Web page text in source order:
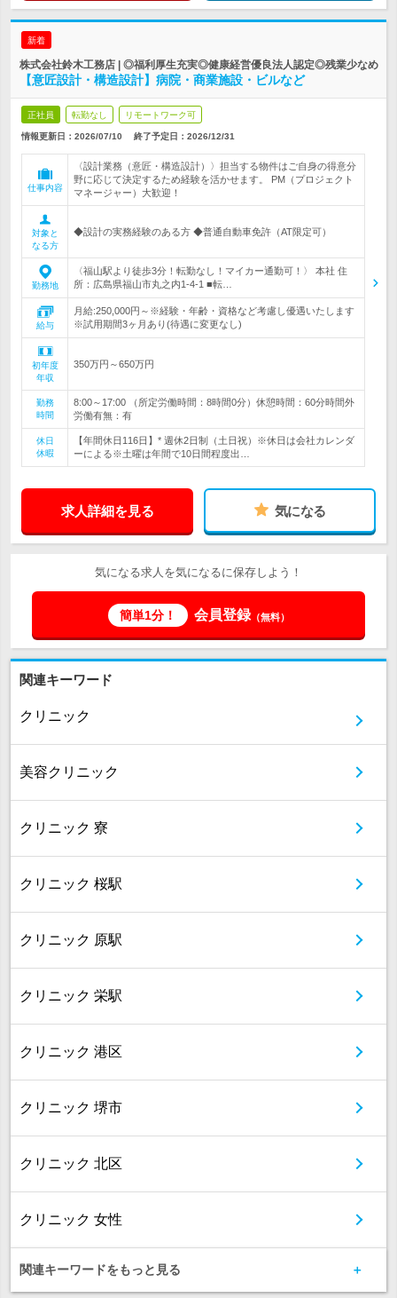
新着
株式会社鈴木工務店 | ◎福利厚生充実◎健康経営優良法人認定◎残業少なめ
【意匠設計・構造設計】病院・商業施設・ビルなど
正社員 転勤なし リモートワーク可
情報更新日：2026/07/10 終了予定日： 2026/12/31
仕事内容
〈設計業務（意匠・構造設計）〉担当する物件はご自身の得意分
野に応じて決定するため経験を活かせます。 PM（プロジェクト
マネージャー）大歓迎！
対象と
なる方
◆設計の実務経験のある方 ◆普通自動車免許（AT限定可）
勤務地
〈福山駅より徒歩3分！転勤なし！マイカー通勤可！〉 本社 住
所：広島県福山市丸之内1-4-1 ■転…
給与
月給:250,000円～※経験・年齢・資格など考慮し優遇いたします
※試用期間3ヶ月あり(待遇に変更なし)
初年度
年収
350万円～650万円
勤務
時間
8:00～17:00 （所定労働時間：8時間0分）休憩時間：60分時間外
労働有無：有
休日
休暇
【年間休日116日】* 週休2日制（土日祝）※休日は会社カレンダ
ーによる※土曜は年間で10日間程度出…
求人詳細を見る 気になる
気になる求人を気になるに保存しよう！
簡単1分！ 会員登録（無料）
関連キーワード
クリニック
美容クリニック
クリニック 寮
クリニック 桜駅
クリニック 原駅
クリニック 栄駅
クリニック 港区
クリニック 堺市
クリニック 北区
クリニック 女性
関連キーワードをもっと見る